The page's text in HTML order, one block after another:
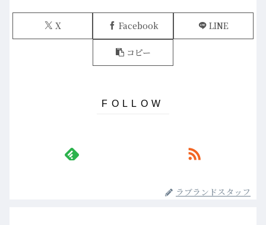
X Facebook LINE
コピー
ラブランドスタッフ